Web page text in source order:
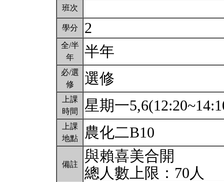
班次
學分 2
全/半
年
半年
必/選
修
選修
上課
時間
星期一
上課
地點
農化二B10
備註
與賴喜美合開
總人數上限：70人